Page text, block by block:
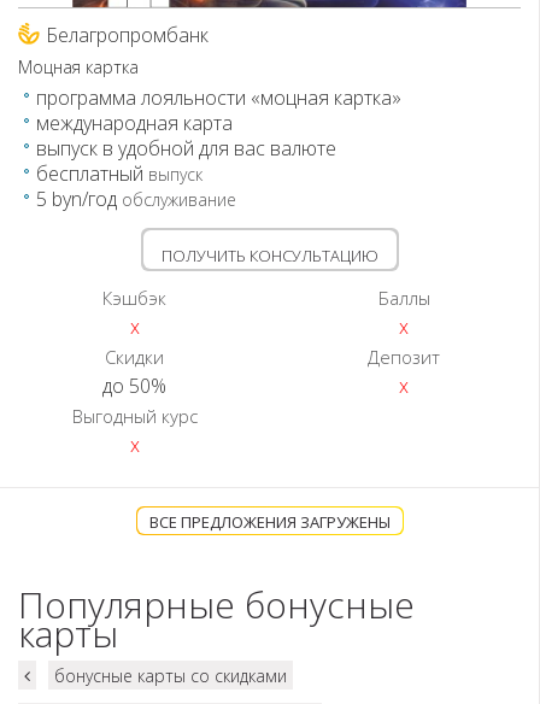
Белагропромбанк
Моцная картка
программа лояльности «моцная картка»
международная карта
выпуск в удобной для вас валюте
бесплатный выпуск
5 byn/год обслуживание
ПОЛУЧИТЬ КОНСУЛЬТАЦИЮ
Кэшбэк
x
Баллы
x
Скидки
до 50%
Депозит
x
Выгодный курс
x
ВСЕ ПРЕДЛОЖЕНИЯ ЗАГРУЖЕНЫ
Популярные бонусные
карты
бонусные карты со скидками